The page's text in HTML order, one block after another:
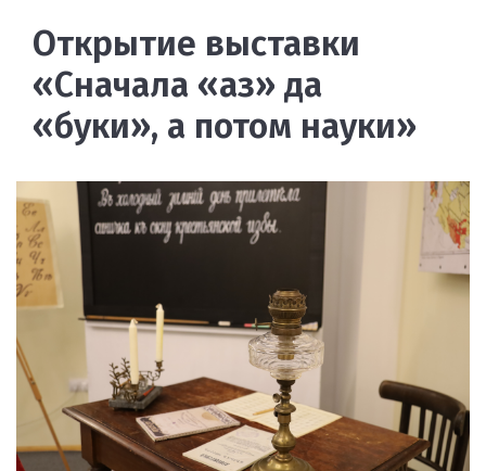
Открытие выставки
«Сначала «аз» да
«буки», а потом науки»